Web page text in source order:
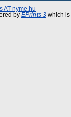
AT nyme.hu
by EPrints 3 which is